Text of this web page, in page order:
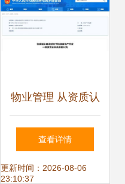
重构
物业管理 从资质认
证到服务质量的新
篇章——63家房地
查看详情
更新时间：2026-08-06
23:10:37